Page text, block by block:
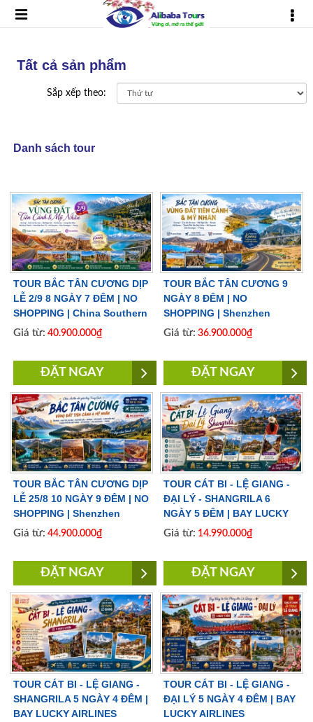
Tất cả sản phẩm
Sắp xếp theo:
Danh sách tour
TOUR BẮC TÂN CƯƠNG DỊP
LỄ 2/9 8 NGÀY 7 ĐÊM | NO
SHOPPING | China Southern
Airlines
Giá từ: 40.900.000₫
ĐẶT NGAY
TOUR BẮC TÂN CƯƠNG 9
NGÀY 8 ĐÊM | NO
SHOPPING | Shenzhen
Airlines
Giá từ: 36.900.000₫
ĐẶT NGAY
TOUR BẮC TÂN CƯƠNG DỊP
LỄ 25/8 10 NGÀY 9 ĐÊM | NO
SHOPPING | Shenzhen
Airlines
Giá từ: 44.900.000₫
ĐẶT NGAY
TOUR CÁT BI - LỆ GIANG -
ĐẠI LÝ - SHANGRILA 6
NGÀY 5 ĐÊM | BAY LUCKY
AIRLINES
Giá từ: 14.990.000₫
ĐẶT NGAY
TOUR CÁT BI - LỆ GIANG -
SHANGRILA 5 NGÀY 4 ĐÊM |
BAY LUCKY AIRLINES
TOUR CÁT BI - LỆ GIANG -
ĐẠI LÝ 5 NGÀY 4 ĐÊM | BAY
LUCKY AIRLINES